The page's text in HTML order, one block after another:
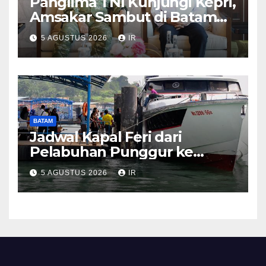
Amsakar Sambut di Batam
Sebelum Bertolak ke Lingga
5 AGUSTUS 2026 IR
BATAM
Jadwal Kapal Feri dari
Pelabuhan Punggur ke
Sejumlah Pulau di Kepri
5 AGUSTUS 2026 IR